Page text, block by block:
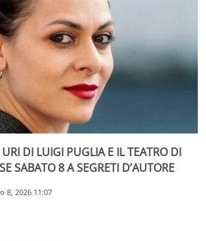
DI LUIGI PUGLIA E IL TEATRO DI
SABATO 8 A SEGRETI D’AUTORE
8, 2026 11:07